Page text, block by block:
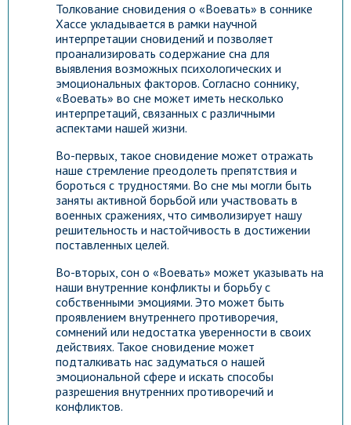
Толкование сновидения о «Воевать» в соннике
Хассе укладывается в рамки научной
интерпретации сновидений и позволяет
проанализировать содержание сна для
выявления возможных психологических и
эмоциональных факторов. Согласно соннику,
«Воевать» во сне может иметь несколько
интерпретаций, связанных с различными
аспектами нашей жизни.
Во-первых, такое сновидение может отражать
наше стремление преодолеть препятствия и
бороться с трудностями. Во сне мы могли быть
заняты активной борьбой или участвовать в
военных сражениях, что символизирует нашу
решительность и настойчивость в достижении
поставленных целей.
Во-вторых, сон о «Воевать» может указывать на
наши внутренние конфликты и борьбу с
собственными эмоциями. Это может быть
проявлением внутреннего противоречия,
сомнений или недостатка уверенности в своих
действиях. Такое сновидение может
подталкивать нас задуматься о нашей
эмоциональной сфере и искать способы
разрешения внутренних противоречий и
конфликтов.